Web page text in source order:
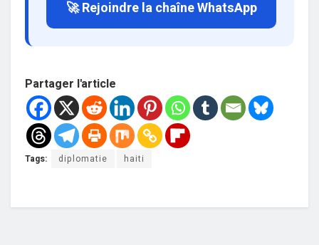
🚀 Rejoindre la chaîne WhatsApp
Partager l'article
Tags: diplomatie haiti